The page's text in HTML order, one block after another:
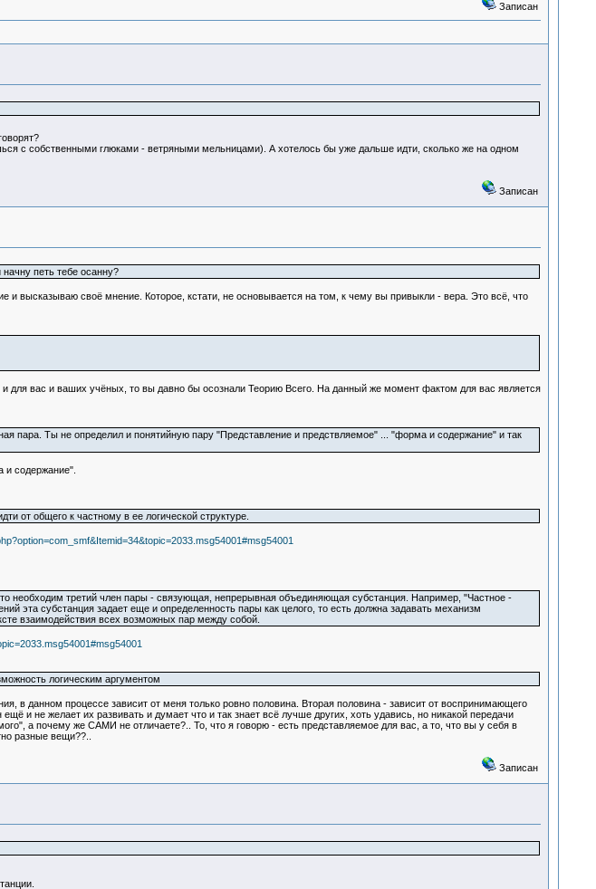
Записан
с собственными глюками - ветряными мельницами). А хотелось бы уже дальше идти, сколько же на одном
Записан
петь тебе осанну?
высказываю своё мнение. Которое, кстати, не основывается на том, к чему вы привыкли - вера. Это всё, что
вас и ваших учёных, то вы давно бы осознали Теорию Всего. На данный же момент фактом для вас является
пара. Ты не определил и понятийную пару "Представление и предствляемое" ... "форма и содержание" и так
и содержание".
от общего к частному в ее логической структуре.
необходим третий член пары - связующая, непрерывная объединяющая субстанция. Например, "Частное -
эта субстанция задает еще и определенность пары как целого, то есть должна задавать механизм
взаимодействия всех возможных пар между собой.
логическим аргументом
в данном процессе зависит от меня только ровно половина. Вторая половина - зависит от воспринимающего
и не желает их развивать и думает что и так знает всё лучше других, хоть удавись, но никакой передачи
а почему же САМИ не отличаете?.. То, что я говорю - есть представляемое для вас, а то, что вы у себя в
разные вещи??..
Записан